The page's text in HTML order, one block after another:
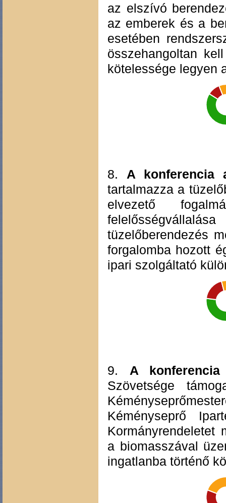
az elszívó
az emberek és a
esetében
összehangoltan
kötelessége legyen
8. A konferencia
tartalmazza a
elvezető
tüzelőberendezés
forgalomba hozott
ipari szolgáltató
9. A konferencia
Szövetsége
Kéményseprő
Kormányrendeletet
a biomasszával
ingatlanba történő